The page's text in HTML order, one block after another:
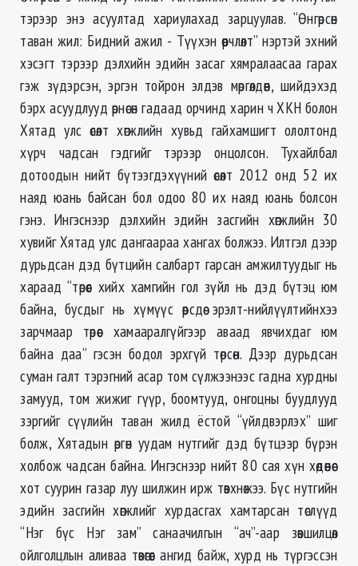
тэрээр энэ асуултад хариулахад зарцуулав. “Өнгөрсөн
таван жил: Бидний ажил - Түүхэн өөрчлөлт” нэртэй эхний
хэсэгт тэрээр дэлхийн эдийн засаг хямралаасаа гарах
гэж зүдэрсэн, эргэн тойрон элдэв мөргөлдөөн, шийдэхэд
бэрх асуудлууд өрнөсөн гадаад орчинд харин ч ХКН болон
Хятад улс өсөлт хөгжлийн хувьд гайхамшигт ололтонд
хүрч чадсан гэдгийг тэрээр онцолсон. Тухайлбал
дотоодын нийт бүтээгдэхүүний өсөлт 2012 онд 52 их
наяд юань байсан бол одоо 80 их наяд юань болсон
гэнэ. Ингэснээр дэлхийн эдийн засгийн хөгжлийн 30
хувийг Хятад улс дангаараа хангах болжээ. Илтгэл дээр
дурьдсан дэд бүтцийн салбарт гарсан амжилтуудыг нь
хараад “төрөөс хийх хамгийн гол зүйл нь дэд бүтэц юм
байна, бусдыг нь хүмүүс өөрсдөө эрэлт-нийлүүлтийнхээ
зарчмаар төрөөс хамааралгүйгээр аваад явчихдаг юм
байна даа” гэсэн бодол эрхгүй төрсөн. Дээр дурьдсан
суман галт тэрэгний асар том сүлжээнээс гадна хурдны
замууд, том жижиг гүүр, боомтууд, онгоцны буудлууд
зэргийг сүүлийн таван жилд ёстой “үйлдвэрлэх” шиг
болж, Хятадын өргөн уудам нутгийг дэд бүтцээр бүрэн
холбож чадсан байна. Ингэснээр нийт 80 сая хүн хөдөөнөөс
хот суурин газар луу шилжин ирж төвхнөжээ. Бүс нутгийн
эдийн засгийн хөгжлийг хурдасгах хамтарсан төслүүд
“Нэг бүс Нэг зам” санаачилгын “ач”-аар зөвшилцөл
ойлголцлын аливаа төвөгөөс ангид байж, хурд нь түргэссэн